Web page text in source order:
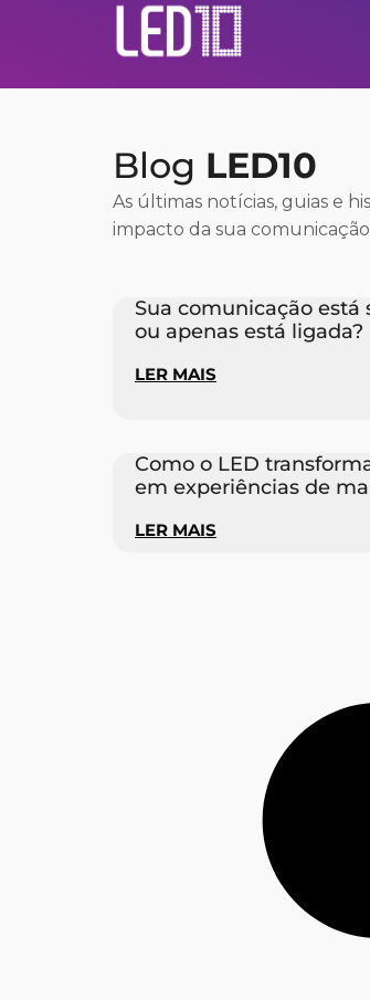
Blog LED10
As últimas notícias, guias e
impacto da sua
Sua comunicação está
ou apenas está ligada?
LER MAIS
Como o LED
em experiências de
LER MAIS